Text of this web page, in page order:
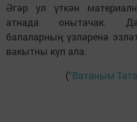
Әгәр ул үткән
атнада онытачак.
балаларның үзләренә
вакытны күп ала.
(“Ватаным